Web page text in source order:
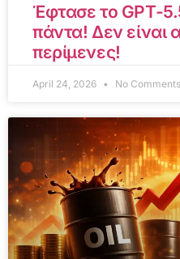
Έφτασε το GPT-
πάντα! Δεν είναι
περίμενες!
April 24, 2026 No Comments